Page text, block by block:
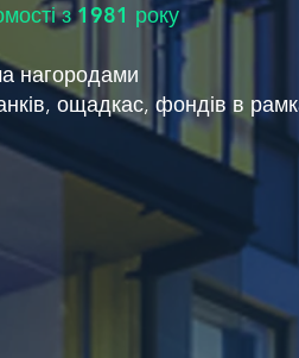
з 1981 року
нагородами
ощадкас, фондів в